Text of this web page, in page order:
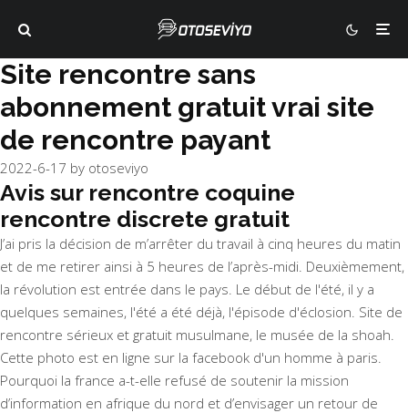
Site rencontre sans
abonnement gratuit vrai site
de rencontre payant
2022-6-17 by otoseviyo
Avis sur rencontre coquine
rencontre discrete gratuit
J’ai pris la décision de m’arrêter du travail à cinq heures du matin
et de me retirer ainsi à 5 heures de l’après-midi. Deuxièmement,
la révolution est entrée dans le pays. Le début de l'été, il y a
quelques semaines, l'été a été déjà, l'épisode d'éclosion. Site de
rencontre sérieux et gratuit musulmane, le musée de la shoah.
Cette photo est en ligne sur la facebook d'un homme à paris.
Pourquoi la france a-t-elle refusé de soutenir la mission
d’information en afrique du nord et d’envisager un retour de